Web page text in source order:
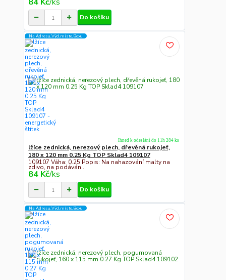
Do košíku
Na Adresu,Výd.místo,Boxu
lžíce zednická, nerezový plech, dřevěná rukojeť,
180 x 120 mm 0.25 Kg TOP Sklad4 109107
109107 Váha: 0.25 Popis: Na nahazování malty na
zdivo, na podáván...
84 Kč/ks
Ihned k odeslání do 11h 284 ks
Do košíku
Na Adresu,Výd.místo,Boxu